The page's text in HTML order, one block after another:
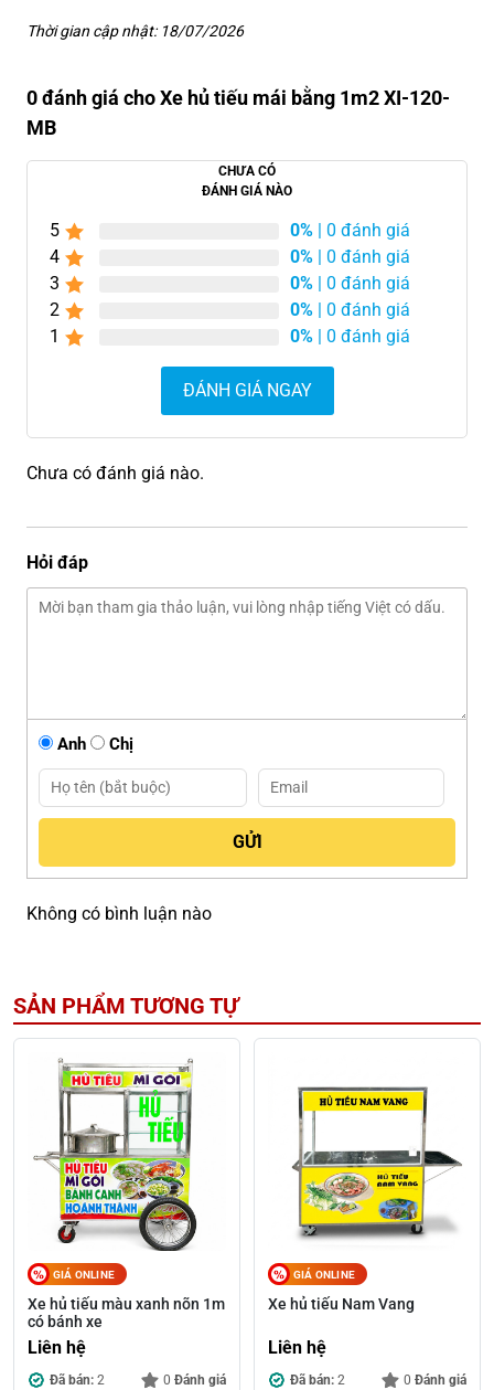
Thời gian cập nhật: 18/07/2026
0 đánh giá cho Xe hủ tiếu mái bằng 1m2 XI-120-
MB
CHƯA CÓ
ĐÁNH GIÁ NÀO
5 0% | 0 đánh giá
4
0% | 0 đánh giá
3
0% | 0 đánh giá
2
0% | 0 đánh giá
1
0% | 0 đánh giá
ĐÁNH GIÁ NGAY
Chưa có đánh giá nào.
Hỏi đáp
Anh Chị
Không có bình luận nào
SẢN PHẨM TƯƠNG TỰ
GIÁ ONLINE
Xe hủ tiếu màu xanh nõn 1m
có bánh xe
Liên hệ
Đã bán: 2 0 Đánh giá
GIÁ ONLINE
Xe hủ tiếu Nam Vang
Liên hệ
Đã bán: 2 0 Đánh giá